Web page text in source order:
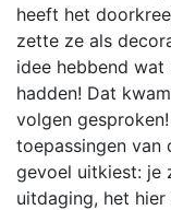
heeft het
zette ze als
idee hebbend
hadden! Dat
volgen
toepassingen van
gevoel uitkiest: je
uitdaging, het